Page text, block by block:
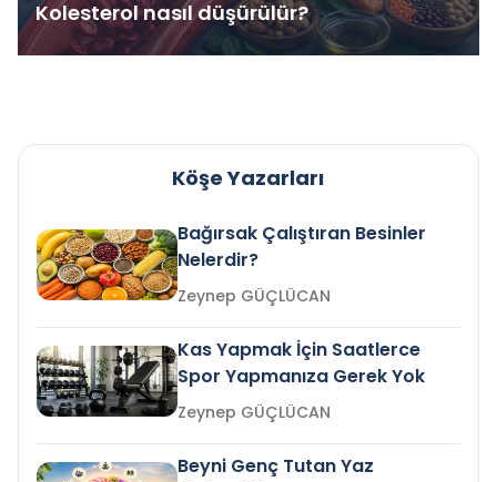
Kolesterol nasıl düşürülür?
Köşe Yazarları
Bağırsak Çalıştıran Besinler
Nelerdir?
Zeynep GÜÇLÜCAN
Kas Yapmak İçin Saatlerce
Spor Yapmanıza Gerek Yok
Zeynep GÜÇLÜCAN
Beyni Genç Tutan Yaz